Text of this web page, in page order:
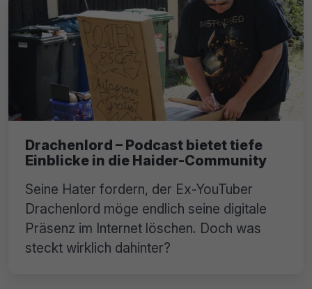
Drachenlord – Podcast bietet tiefe
Einblicke in die Haider-Community
Seine Hater fordern, der Ex-YouTuber
Drachenlord möge endlich seine digitale
Präsenz im Internet löschen. Doch was
steckt wirklich dahinter?